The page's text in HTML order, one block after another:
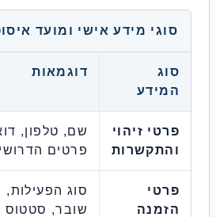
מידע אישי ומועד איסופם
דוגמאות
זיהוי
שם, טלפון, דוא"ל,
פרטים הדרושים
סוג הפעילות, סכום,
שובר, סטטוס מימוש,